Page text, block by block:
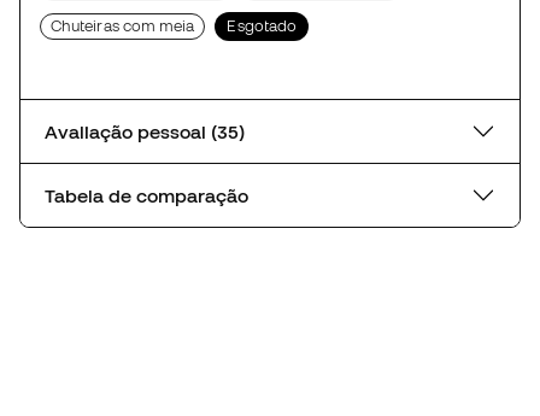
Chuteiras com meia Esgotado
Avaliação pessoal (35)
Tabela de comparação